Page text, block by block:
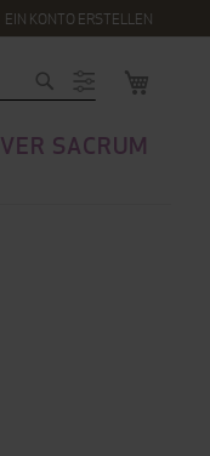
EIN KONTO ERSTELLEN
VER SACRUM